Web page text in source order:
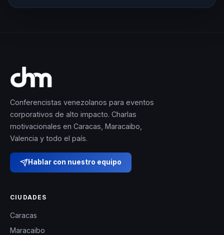
Conferencistas venezolanos para eventos
corporativos de alto impacto. Charlas
motivacionales en Caracas, Maracaibo,
Valencia y todo el país.
Hablar con nuestro equipo
CIUDADES
Caracas
Maracaibo